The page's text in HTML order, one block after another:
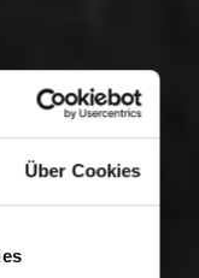
Über Cookies